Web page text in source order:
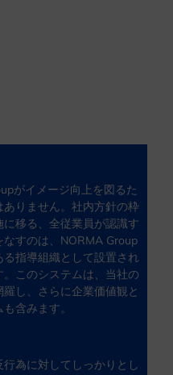
がイメージ向上を図るた
りません。社内方針の枠
移る、全従業員が認識す
すのは、NORMA Group
指導組織として設置され
このシステムは、当社の
し、さらに企業価値観と
含みます。
為に対してしっかりとし